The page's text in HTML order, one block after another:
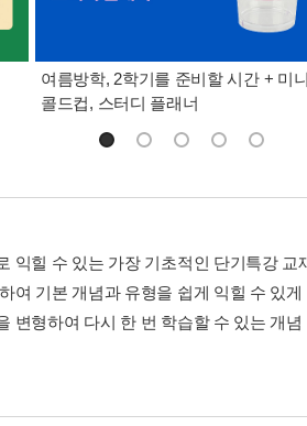
여름방학, 2학기를 준비할 시간 + 미니
콜드컵, 스터디 플래너
익힐 수 있는 가장 기초적인 단기특강
여 기본 개념과 유형을 쉽게 익힐 수 있
변형하여 다시 한 번 학습할 수 있는 개